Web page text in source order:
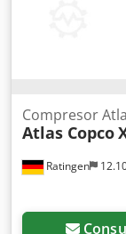
Ratingen
Compresor
Atlas Copco